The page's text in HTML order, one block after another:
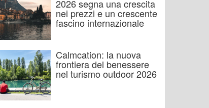
2026 segna una crescita
nei prezzi e un crescente
fascino internazionale
Calmcation: la nuova
frontiera del benessere
nel turismo outdoor 2026